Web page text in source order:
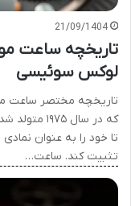
21/09/1404
تاریخچه ساعت
لوکس سوئیسی
تاریخچه مختصر ساعت
که در سال
تا خود را به عنوان
تثبیت کند. ساعت…